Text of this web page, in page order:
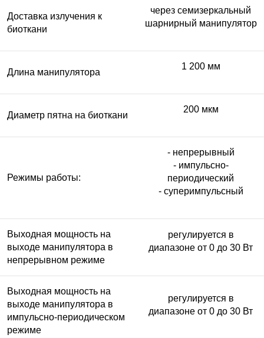
Доставка излучения к
биоткани
через семизеркальный
шарнирный манипулятор
Длина манипулятора
1 200 мм
Диаметр пятна на биоткани
200 мкм
Режимы работы:
- непрерывный
- импульсно-
периодический
- суперимпульсный
Выходная мощность на
выходе манипулятора в
непрерывном режиме
регулируется в
диапазоне от 0 до 30 Вт
Выходная мощность на
выходе манипулятора в
импульсно-периодическом
режиме
регулируется в
диапазоне от 0 до 30 Вт